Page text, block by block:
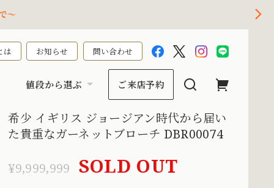
～
は お知らせ 問い合わせ
値段から選ぶ ご来店予約
希少 イギリス ジョージアン時代から届い
た貴重なガーネットブローチ DBR00074
¥9,999,999 SOLD OUT